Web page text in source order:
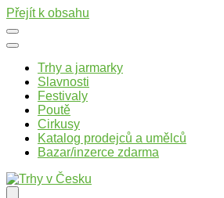
Přejít k obsahu
Trhy a jarmarky
Slavnosti
Festivaly
Poutě
Cirkusy
Katalog prodejců a umělců
Bazar/inzerce zdarma